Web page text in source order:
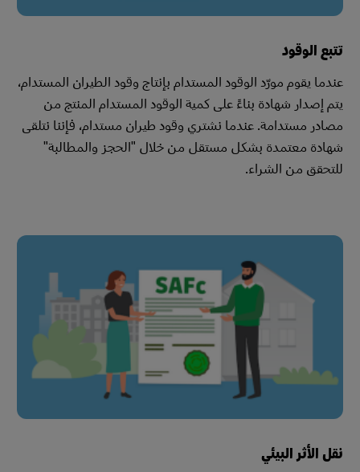
تتبع الوقود
عندما يقوم مورّد الوقود المستدام بإنتاج وقود الطيران المستدام،
يتم إصدار شهادة بناءً على كمية الوقود المستدام المنتج من
مصادر مستدامة. عندما نشتري وقود طيران مستدام، فإننا نتلقى
شهادة معتمدة بشكل مستقل من خلال "الحجز والمطالبة"
للتحقق من الشراء.
نقل الأثر البيئي